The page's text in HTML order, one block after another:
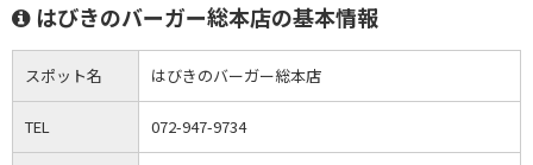
はびきのバーガー総本店の基本情報
スポット名 はびきのバーガー総本店
TEL 072-947-9734